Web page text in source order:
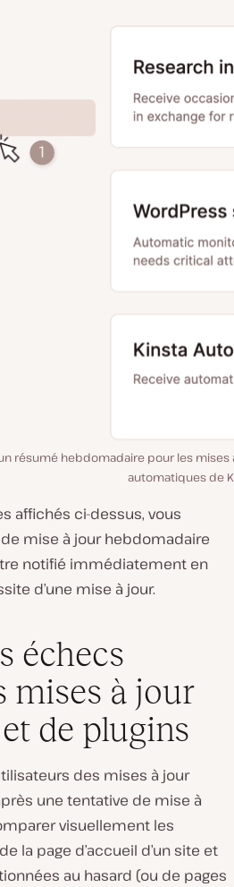
résumé hebdomadaire pour les mises
automatiques de
affichés ci-dessus, vous
mise à jour hebdomadaire
notifié immédiatement en
d’une mise à jour.
échecs
mises à jour
de plugins
des mises à jour
une tentative de mise à
visuellement les
la page d’accueil d’un site et
au hasard (ou de pages